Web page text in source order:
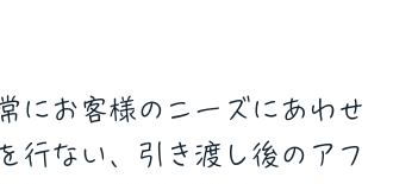
にお客様のニーズにあわせ
行ない、引き渡し後のアフ